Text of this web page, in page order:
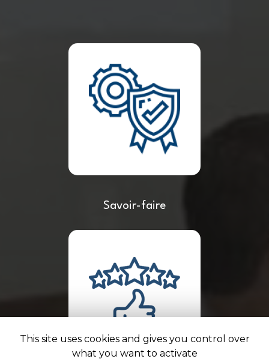
Savoir-faire
This site uses cookies and gives you control over
what you want to activate